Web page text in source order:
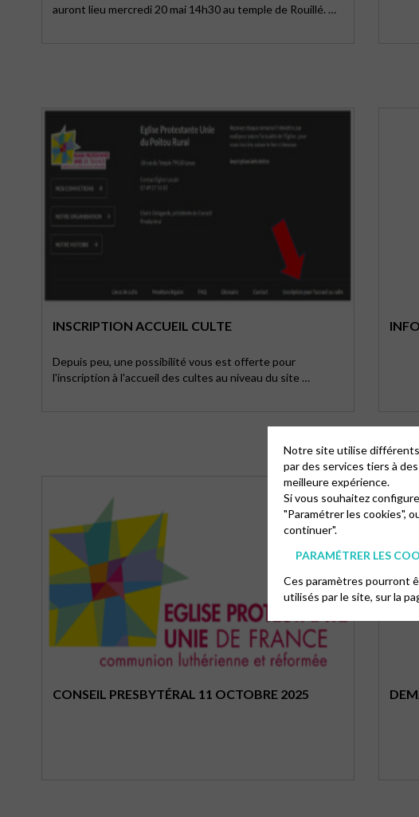
auront lieu mercredi 20 mai 14h30 au temple de Rouillé. …
INSCRIPTION ACCUEIL CULTE
Depuis peu, une possibilité vous est offerte pour
l'inscription à l'accueil des cultes au niveau du site …
CONSEIL PRESBYTÉRAL 11 OCTOBRE 2025
Notre site utilise
par des services tiers à
meilleure expérience.
Si vous souhaitez
"Paramétrer les cookies",
continuer".
PARAMÉTRER LES
Ces paramètres pourront
utilisés par le site, sur la